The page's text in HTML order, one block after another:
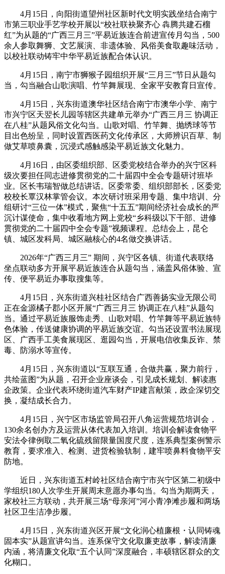
4月15日，向阳街道望州社区新时代文明实践坐结合南宁
市第三职业手艺学校开展以“校社联袂聚齐心 犇腾共建石榴
红”为从题的“广西三月三”平易近族连合前进宣传月勾当，500
余人参取舞狮、文艺展演、非遗体验、风俗美食取趣味活动，
以校社联动铸牢中华平易近族配合体认识。
4月15日，南宁市狮猴子园组织开展“三月三”节日从题勾
当，勾当融合山歌演唱、竹竿舞展现、全家平安教育日宣传。
4月15日，兴东街道澳华社区结合南宁市澳华小学、南宁
市兴宁区天翌长儿园等辖区共建单元举办“广西三月三 协调正
在八桂”从题风俗文化勾当。山歌对唱、竹竿舞、抛绣球等节
目出色纷呈，同时设置西医药文化传承区，大师辨识百草、制
做艾草喷鼻囊，沉浸式感触感染平易近族文化魅力。
4月16日，由区委组织部、区委党校结合举办的兴宁区科
级次要担任同志进修贯彻党的二十届四中全会专题研讨班毕
业。区长韦瑞智做总结讲话。区委常委、组织部部长，区委党
校校长覃汉林掌管会议。本次研讨班采用专题、集中培训、分
组研讨“三位一体”模式，聚焦“十五五”期间经济社会成长的严
沉计谋使命，集中收看地方网上党校“乡科级以下干部、进修
贯彻党的二十届四中全会专题”视频课程。总结会上，昆仑
镇、城区发科局、城区融核心的4名做交换讲话。
2026年“广西三月三” 期间，兴宁区各镇、街道代表联络
坐点联动多方开展平易近族连合从题勾当，涵盖风俗体验、宣
传、便平易近办事取搜集等。
4月15日，兴东街道兴桂社区结合广西善扬实业无限公司
正在金源橘子郡小区开展“广西三月三 协调正在八桂”从题勾
当。通过平易近族服饰走秀、山歌对唱、竹竿舞等平易近族特
色体验，传送健康协调的平易近族交谊。勾当还设置书法展现
区、广西手工美食展现区、逛园勾当，开展电信收集反诈、禁
毒、防溺水等宣传。
4月15日，兴东街道以“互联互通，合做共赢，聚力前行，
共绘蓝图”为从题，召开企业座谈会，引见成长规划、解读惠
企政策。企业代表环绕街道汽车财产IP建言献策，政企深切交
换，凝结成长合力。
4月15日，兴宁区市场监管局召开八角运营规范培训会，
130余名创办方及运营从体代表加入培训。培训会解读食物平
安法令律例取二氧化硫残留限量国度尺度，连系典型案例警示
教育，要求准入、检测、进货检验轨制，建牢喷鼻料食物平安
防地。
近日，兴东街道五村岭社区结合南宁市兴宁区第二初级中
学组织180人次学生开展周末意愿办事勾当。勾当为期两天，
家校社三方联动，共开展三场“母亲河”河小青净滩步履和两场
社区卫生洁净步履。
4月15日，兴东街道兴区开展“文化润心植廉根・认同铸魂
固本实”从题宣讲勾当。连系保守文化取廉吏故事，解读清廉
内涵，将清廉文化取“五个认同”深度融合，丰硕辖区群众的文
化糊口。